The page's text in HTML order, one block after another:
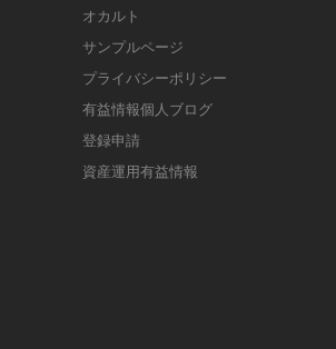
オカルト
サンプルページ
プライバシーポリシー
有益情報個人ブログ
登録申請
資産運用有益情報